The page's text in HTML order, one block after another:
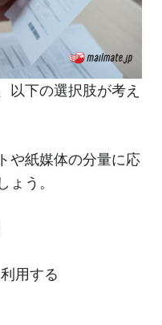
以下の選択肢が考え
や紙媒体の分量に応
ょう。
用する